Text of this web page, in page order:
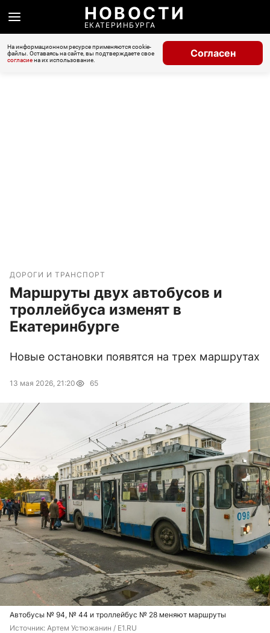
НОВОСТИ
ЕКАТЕРИНБУРГА
На информационном ресурсе применяются cookie-
файлы. Оставаясь на сайте, вы подтверждаете свое
согласиена их использование.
Согласен
ДОРОГИ И ТРАНСПОРТ
Маршруты двух автобусов и
троллейбуса изменят в
Екатеринбурге
Новые остановки появятся на трех маршрутах
13 мая 2026, 21:20 65
Автобусы № 94, № 44 и троллейбус № 28 меняют маршруты
Источник: Артем Устюжанин / E1.RU